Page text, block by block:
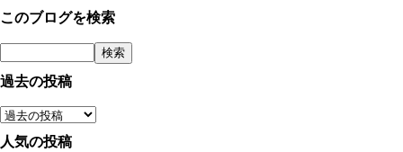
このブログを検索
過去の投稿
人気の投稿